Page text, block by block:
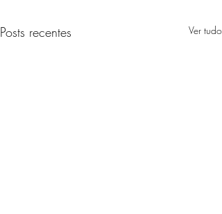
Posts recentes Ver tudo